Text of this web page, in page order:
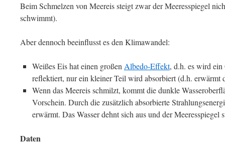
Beim Schmelzen von Meereis steigt zwar der Meeresspiegel
schwimmt).
Aber dennoch beeinflusst es den Klimawandel:
Weißes Eis hat einen großen Albedo-Effekt, d.h. es wird ein
reflektiert, nur ein kleiner Teil wird absorbiert (d.h. erwärmt
Wenn das Meereis schmilzt, kommt die dunkle
Vorschein. Durch die zusätzlich absorbierte
erwärmt. Das Wasser dehnt sich aus und der Meeresspiegel
Daten